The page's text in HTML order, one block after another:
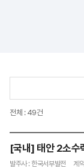
전체 : 49건
[국내] 태안 2소수
발주사 : 한국서부발전
계